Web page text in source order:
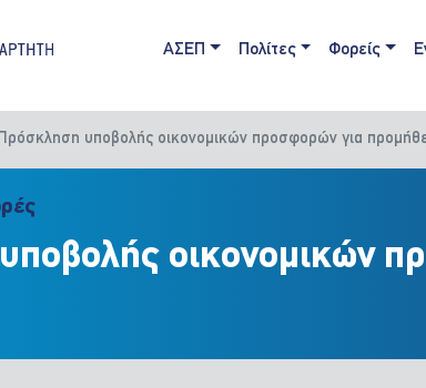
Main navigation
ΑΣΕΠ Πολίτες Φορείς
υποβολής οικονομικών προσφορών για
οικονομικών